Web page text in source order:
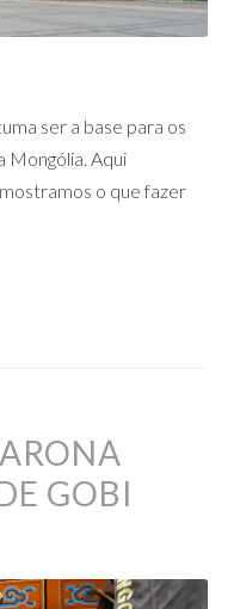
ser a base para os
Mongólia. Aqui
o que fazer
GOBI